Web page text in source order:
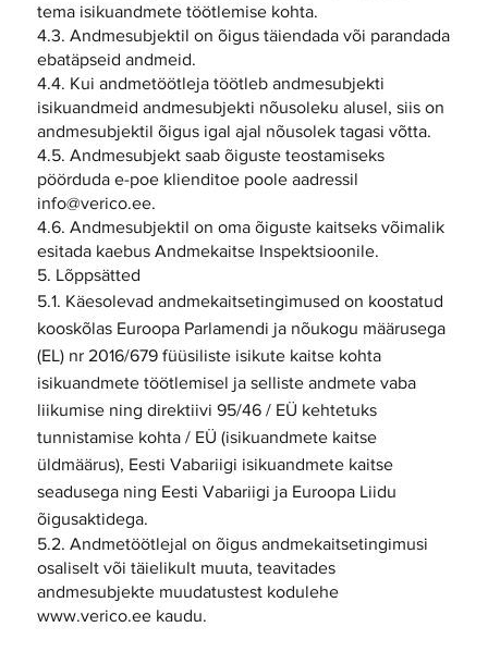
tema isikuandmete töötlemise kohta.
4.3. Andmesubjektil on õigus täiendada või parandada
ebatäpseid andmeid.
4.4. Kui andmetöötleja töötleb andmesubjekti
isikuandmeid andmesubjekti nõusoleku alusel, siis on
andmesubjektil õigus igal ajal nõusolek tagasi võtta.
4.5. Andmesubjekt saab õiguste teostamiseks
pöörduda e-poe klienditoe poole aadressil
info@verico.ee.
4.6. Andmesubjektil on oma õiguste kaitseks võimalik
esitada kaebus Andmekaitse Inspektsioonile.
5. Lõppsätted
5.1. Käesolevad andmekaitsetingimused on koostatud
kooskõlas Euroopa Parlamendi ja nõukogu määrusega
(EL) nr 2016/679 füüsiliste isikute kaitse kohta
isikuandmete töötlemisel ja selliste andmete vaba
liikumise ning direktiivi 95/46 / EÜ kehtetuks
tunnistamise kohta / EÜ (isikuandmete kaitse
üldmäärus), Eesti Vabariigi isikuandmete kaitse
seadusega ning Eesti Vabariigi ja Euroopa Liidu
õigusaktidega.
5.2. Andmetöötlejal on õigus andmekaitsetingimusi
osaliselt või täielikult muuta, teavitades
andmesubjekte muudatustest kodulehe
www.verico.ee kaudu.